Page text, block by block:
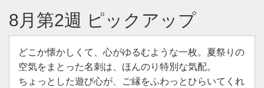
8月第2週 ピックアップ
どこか懐かしくて、心がゆるむような一枚。夏祭りの
空気をまとった名刺は、ほんのり特別な気配。
ちょっとした遊び心が、ご縁をふわっとひらいてくれ